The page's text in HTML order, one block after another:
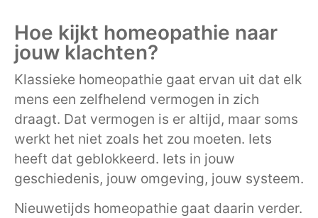
Hoe kijkt homeopathie naar
jouw klachten?
Klassieke homeopathie gaat ervan uit dat elk
mens een zelfhelend vermogen in zich
draagt. Dat vermogen is er altijd, maar soms
werkt het niet zoals het zou moeten. Iets
heeft dat geblokkeerd. Iets in jouw
geschiedenis, jouw omgeving, jouw systeem.
Nieuwetijds homeopathie gaat daarin verder.